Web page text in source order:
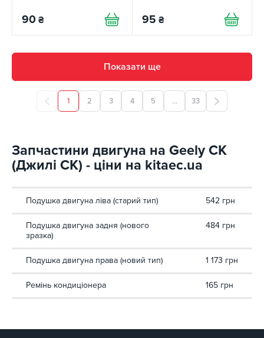
90 ₴ 95 ₴
Показати ще
1 2 3 4 5 ... 33
Запчастини двигуна на Geely CK
(Джилі СК) - ціни на kitaec.ua
Подушка двигуна ліва (старий тип) 542 грн
Подушка двигуна задня (нового
зразка)
484 грн
Подушка двигуна права (новий тип) 1 173 грн
Ремінь кондиціонера 165 грн